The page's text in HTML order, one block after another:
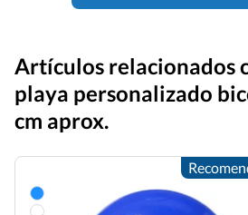
Artículos relacionados
playa personalizado
cm aprox.